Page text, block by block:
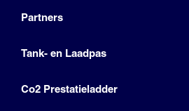
Partners
Tank- en Laadpas
Co2 Prestatieladder